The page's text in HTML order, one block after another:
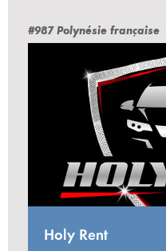
#987 Polynésie française
Holy Rent